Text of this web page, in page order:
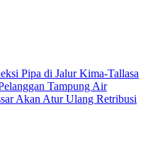
Pipa di Jalur Kima-Tallasa
Tampung Air
Akan Atur Ulang Retribusi